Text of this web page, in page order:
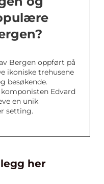
Bergen oppført på
ikoniske trehusene
besøkende.
Edvard
en unik
setting.
her